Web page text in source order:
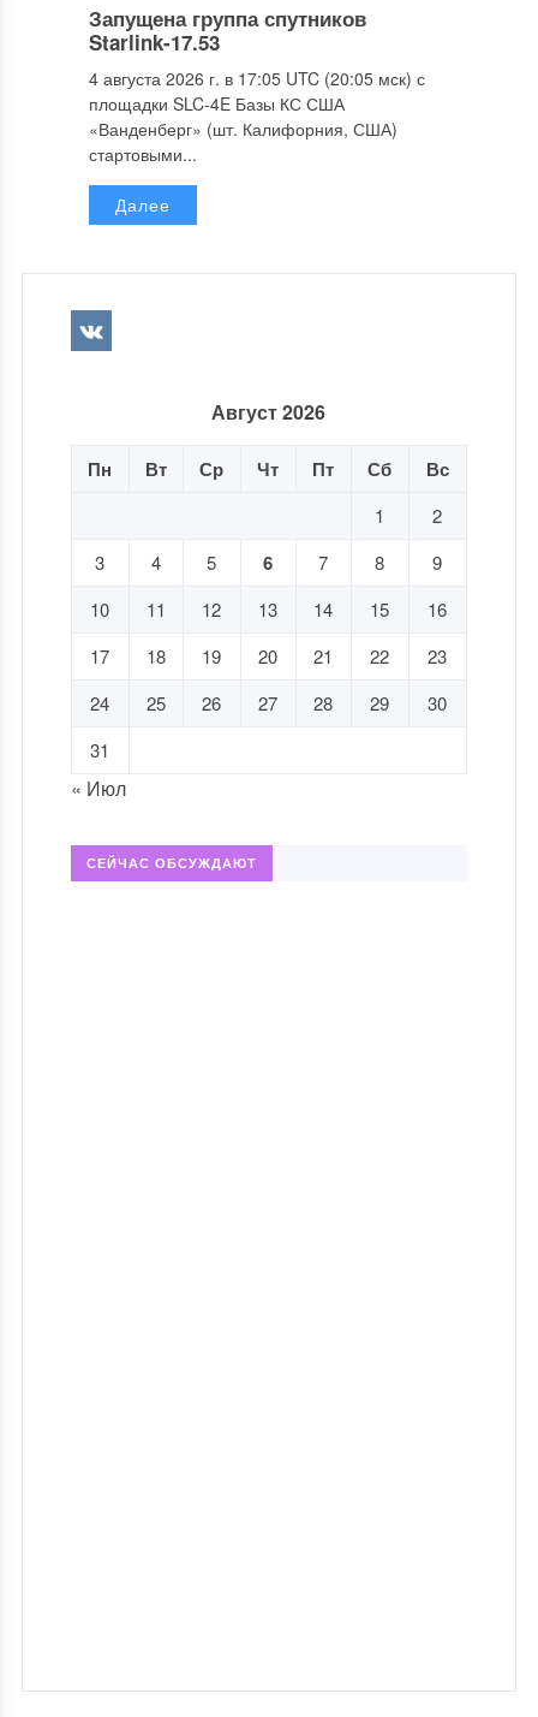
Запущена группа спутников
Starlink-17.53
4 августа 2026 г. в 17:05 UTC (20:05 мск) с
площадки SLC-4E Базы КС США
«Ванденберг» (шт. Калифорния, США)
стартовыми...
Далее
Август 2026
Пн Вт Ср Чт Пт Сб Вс
1
2
3
4 5 6 7 8
9
10
11 12 13 14 15
16
17
18 19 20 21 22
23
24
25 26 27 28 29
30
31
« Июл
СЕЙЧАС ОБСУЖДАЮТ